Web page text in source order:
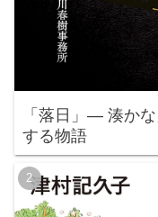
「落日」— 湊か
する物語